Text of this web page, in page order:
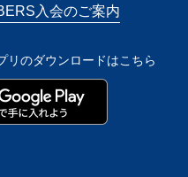
入会のご案内
リのダウンロードはこちら